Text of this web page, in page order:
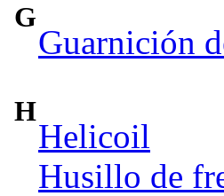
G
Guarnición
H
Helicoil
Husillo de